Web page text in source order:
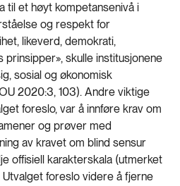
til et høyt kompetansenivå i
og respekt for
likeverd, demokrati,
skulle institusjonene
sosial og økonomisk
2020:3, 103). Andre viktige
foreslo, var å innføre krav om
og prøver med
av kravet om blind sensur
offisiell karakterskala (utmerket
foreslo videre å fjerne